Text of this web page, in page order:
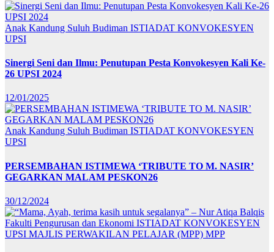
Anak Kandung Suluh Budiman ISTIADAT KONVOKESYEN
UPSI
Sinergi Seni dan Ilmu: Penutupan Pesta Konvokesyen Kali Ke-
26 UPSI 2024
12/01/2025
Anak Kandung Suluh Budiman ISTIADAT KONVOKESYEN
UPSI
PERSEMBAHAN ISTIMEWA ‘TRIBUTE TO M. NASIR’
GEGARKAN MALAM PESKON26
30/12/2024
Fakulti Pengurusan dan Ekonomi ISTIADAT KONVOKESYEN
UPSI MAJLIS PERWAKILAN PELAJAR (MPP) MPP